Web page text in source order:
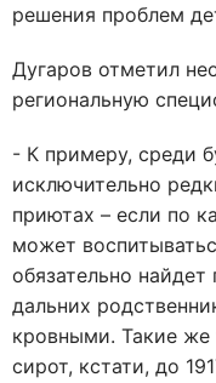
решения проблем
Дугаров отметил
региональную
- К примеру, среди
исключительно
приютах – если по
может
обязательно
дальних
кровными. Такие
сирот, кстати, до